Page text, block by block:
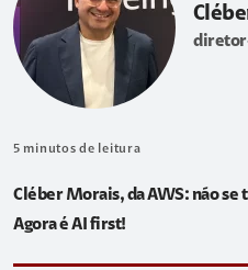
5 minutos de leitura
Cléber Morais, da AWS: não
Agora é AI first!